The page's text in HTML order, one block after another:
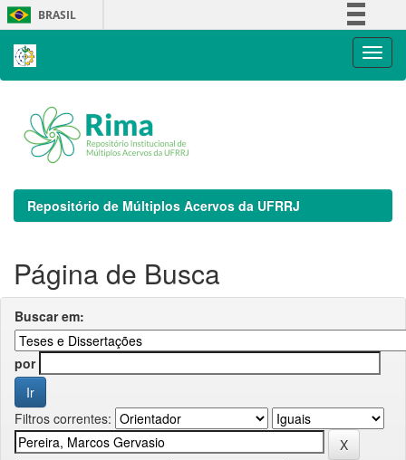
Skip
navigation
BRASIL
Repositório de Múltiplos Acervos da UFRRJ
Página de Busca
Buscar em:
por
Filtros correntes: